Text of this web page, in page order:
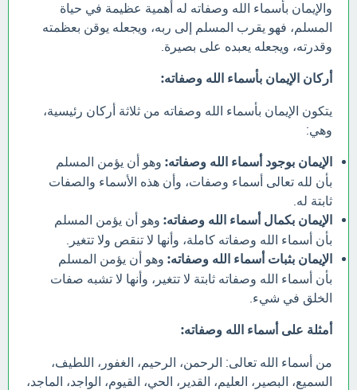
والإيمان بأسماء الله وصفاته له أهمية عظيمة في حياة
المسلم، فهو يقرب المسلم إلى ربه، ويجعله يوقن بعظمته
وقدرته، ويجعله يعبده على بصيرة.
أركان الإيمان بأسماء الله وصفاته:
يتكون الإيمان بأسماء الله وصفاته من ثلاثة أركان رئيسية،
وهي:
الإيمان بوجود أسماء الله وصفاته: وهو أن يؤمن المسلم
بأن لله تعالى أسماء وصفات، وأن هذه الأسماء والصفات
ثابتة له.
الإيمان بكمال أسماء الله وصفاته: وهو أن يؤمن المسلم
بأن أسماء الله وصفاته كاملة، وأنها لا تنقص ولا تتغير.
الإيمان بثبات أسماء الله وصفاته: وهو أن يؤمن المسلم
بأن أسماء الله وصفاته ثابتة لا تتغير، وأنها لا تشبه صفات
الخلق في شيء.
أمثلة على أسماء الله وصفاته:
من أسماء الله تعالى: الرحمن، الرحيم، الغفور، اللطيف،
السميع، البصير، العليم، القدير، الحي، القيوم، الواجد، الماجد،